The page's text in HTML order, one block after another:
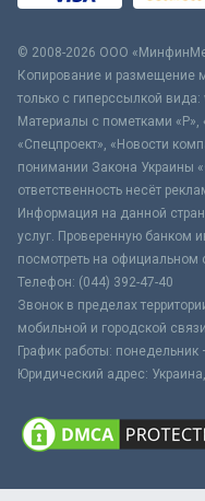
© 2008-2026 ООО
Копирование и размещение
только с гиперссылкой
Материалы с пометками «Р»,
«Спецпроект», «Новости
понимании Закона Украины
ответственность несёт
Информация на данной
услуг. Проверенную банком
посмотреть на официальном
Телефон: (044) 392-47-40
Звонок в пределах
мобильной и городской
График работы:
Юридический адрес: